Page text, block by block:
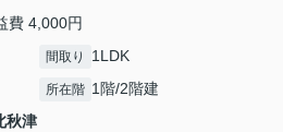
費 4,000円
間取り 1LDK
所在階 1階/2階建
秋津